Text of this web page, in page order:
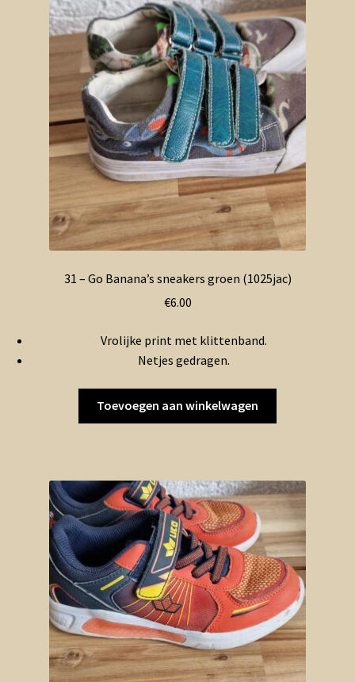
31 – Go Banana’s sneakers groen (1025jac)
€6.00
Vrolijke print met klittenband.
Netjes gedragen.
Toevoegen aan winkelwagen